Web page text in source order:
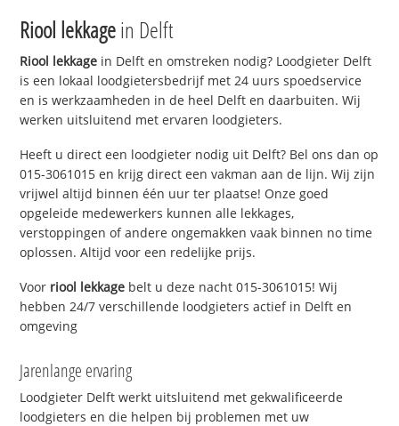
Riool lekkagein Delft
Riool lekkage in Delft en omstreken nodig? Loodgieter Delft
is een lokaal loodgietersbedrijf met 24 uurs spoedservice
en is werkzaamheden in de heel Delft en daarbuiten. Wij
werken uitsluitend met ervaren loodgieters.
Heeft u direct een loodgieter nodig uit Delft? Bel ons dan op
015-3061015 en krijg direct een vakman aan de lijn. Wij zijn
vrijwel altijd binnen één uur ter plaatse! Onze goed
opgeleide medewerkers kunnen alle lekkages,
verstoppingen of andere ongemakken vaak binnen no time
oplossen. Altijd voor een redelijke prijs.
Voor riool lekkage belt u deze nacht 015-3061015! Wij
hebben 24/7 verschillende loodgieters actief in Delft en
omgeving
Jarenlange ervaring
Loodgieter Delft werkt uitsluitend met gekwalificeerde
loodgieters en die helpen bij problemen met uw